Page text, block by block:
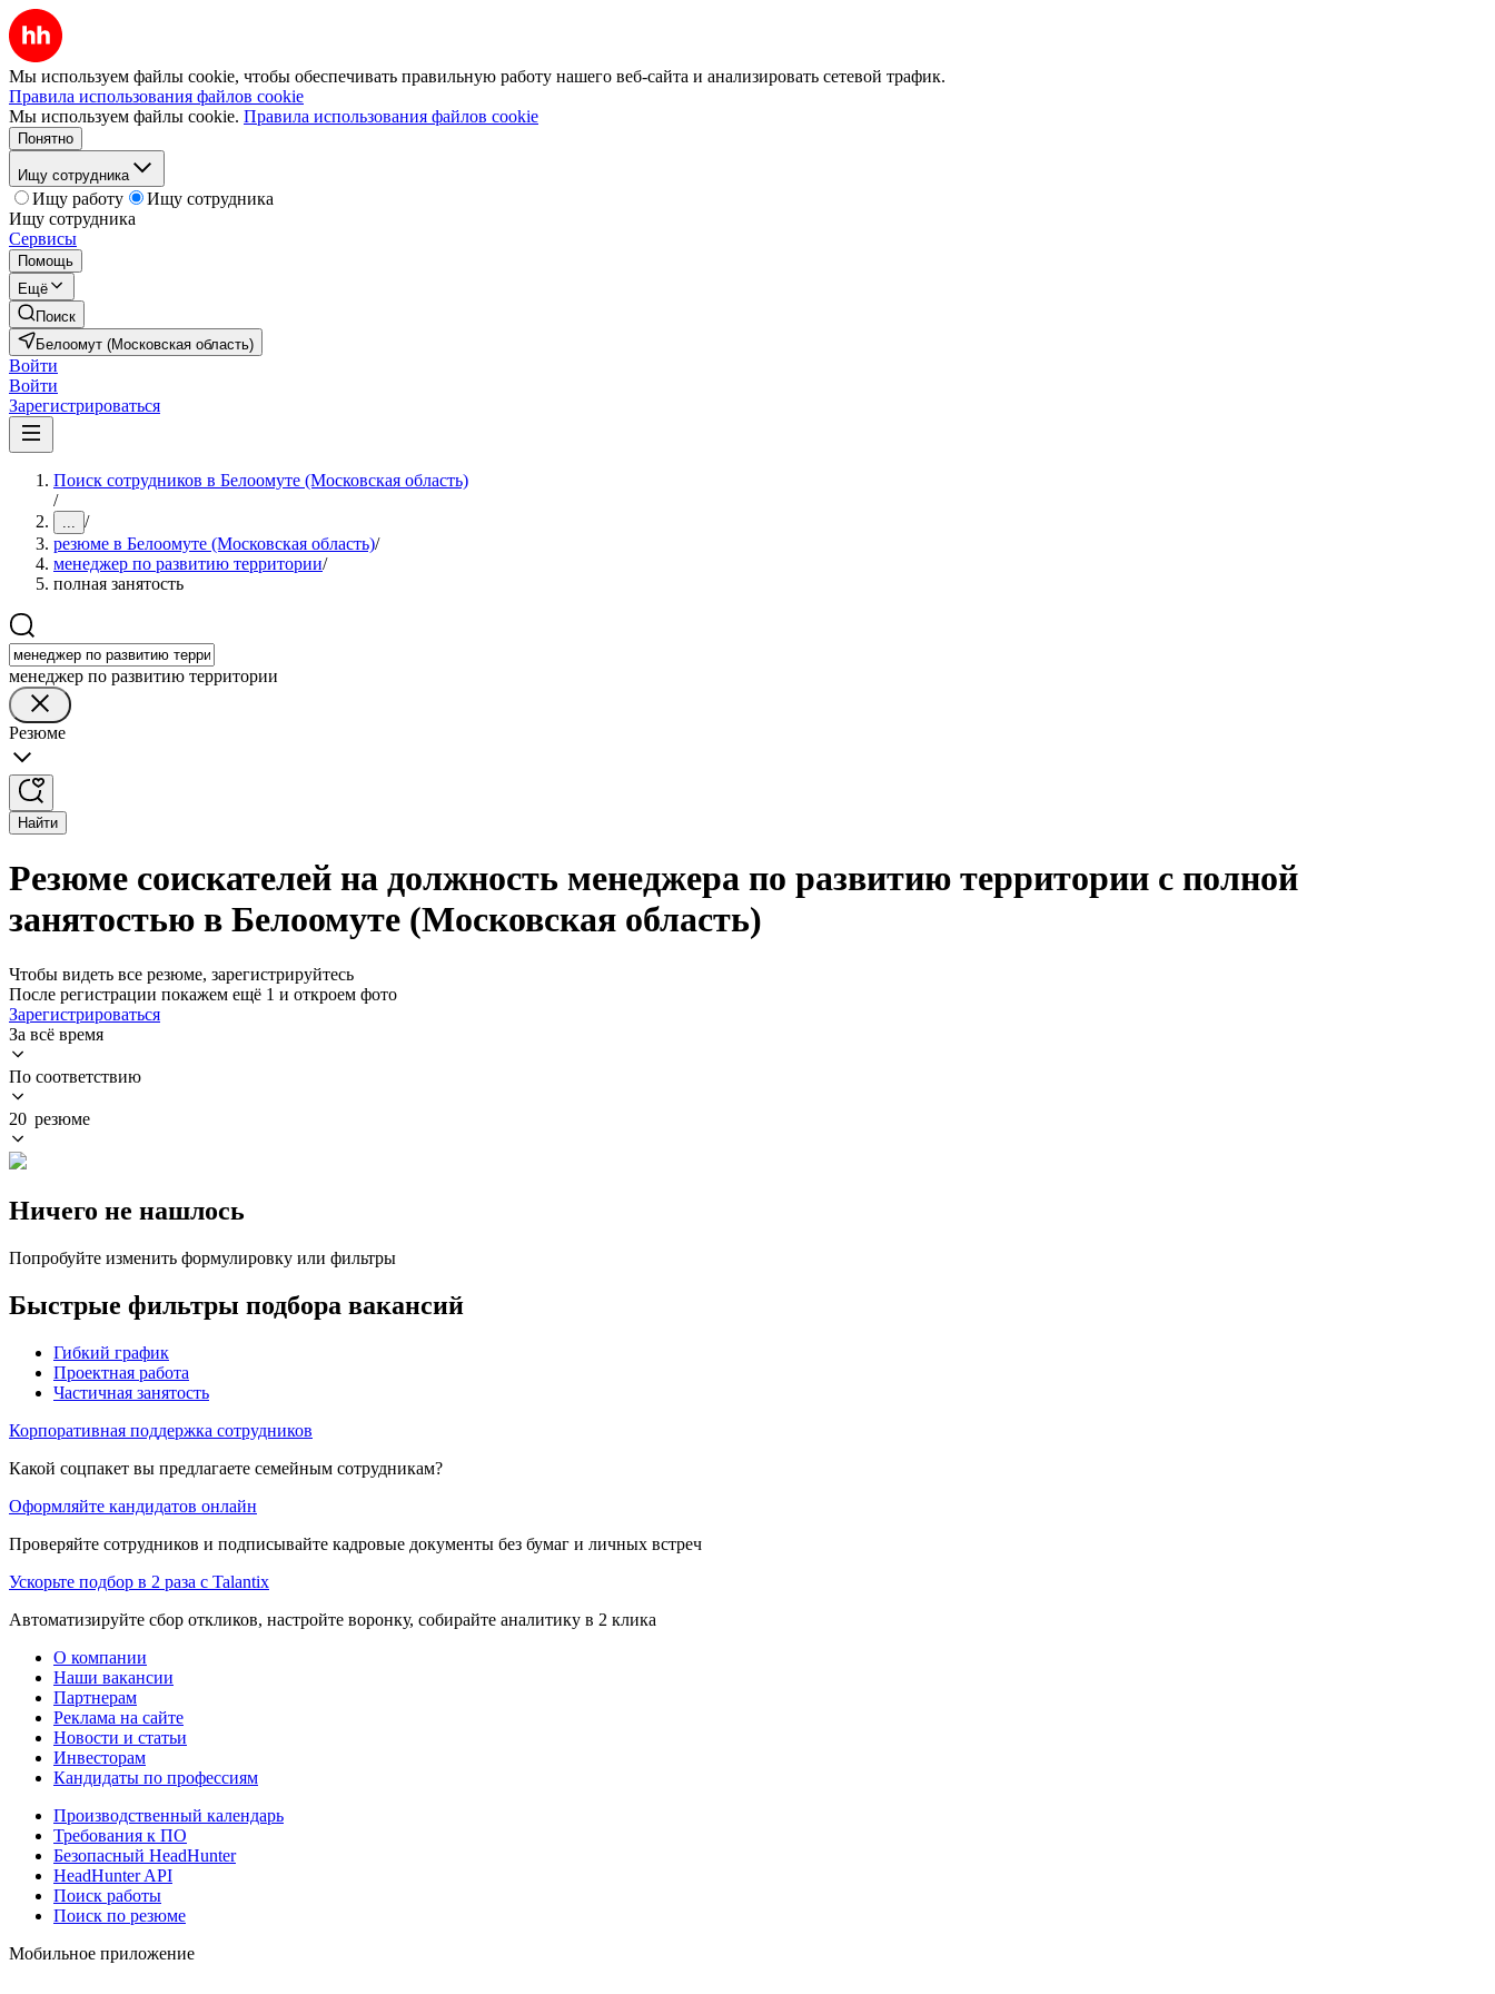
Мы используем файлы cookie, чтобы обеспечивать правильную работу нашего веб-сайта и анализировать сетевой трафик.
Правила использования файлов cookie
Мы используем файлы cookie. Правила использования файлов cookie
Понятно
Ищу сотрудника
Ищу работу
Ищу сотрудника
Ищу сотрудника
Сервисы
Помощь
Ещё
Поиск
Белоомут (Московская область)
Войти
Войти
Зарегистрироваться
Поиск сотрудников в Белоомуте (Московская область)
/
... /
резюме в Белоомуте (Московская область)/
менеджер по развитию территории/
полная занятость
менеджер по развитию территории
Резюме
Найти
Резюме соискателей на должность менеджера по развитию территории с полной
занятостью в Белоомуте (Московская область)
Чтобы видеть все резюме, зарегистрируйтесь
После регистрации покажем ещё 1 и откроем фото
Зарегистрироваться
За всё время
По соответствию
20 резюме
Ничего не нашлось
Попробуйте изменить формулировку или фильтры
Быстрые фильтры подбора вакансий
Гибкий график
Проектная работа
Частичная занятость
Корпоративная поддержка сотрудников
Какой соцпакет вы предлагаете семейным сотрудникам?
Оформляйте кандидатов онлайн
Проверяйте сотрудников и подписывайте кадровые документы без бумаг и личных встреч
Ускорьте подбор в 2 раза с Talantix
Автоматизируйте сбор откликов, настройте воронку, собирайте аналитику в 2 клика
О компании
Наши вакансии
Партнерам
Реклама на сайте
Новости и статьи
Инвесторам
Кандидаты по профессиям
Производственный календарь
Требования к ПО
Безопасный HeadHunter
HeadHunter API
Поиск работы
Поиск по резюме
Мобильное приложение